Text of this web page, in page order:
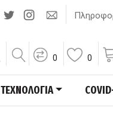
0 0
ΤΕΧΝΟΛΟΓΙΑ